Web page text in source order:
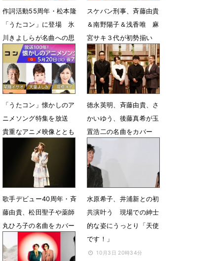
作詞活動55周年・松本隆
「うたコン」に登場 氷
川きよしらが名曲への思
いを語る
7月15日 11時40分
スケバン刑事、斉藤由貴
＆南野陽子＆浅香唯 麻
宮サキ３代が初勢揃い
実は同期「嬉しい」
6月7日 17時41分
「うたコン」懐かしのア
ニメソング特集を放送
貴重なアニメ映像ととも
5月14日 12時00分
徳永英明、斉藤由貴、さ
かいゆう、後藤真希が玉
置浩二の名曲をカバー
歌手デビュー40周年・斉
藤由貴、松田聖子や薬師
丸ひろ子の名曲をカバー
1月24日 12時00分
水原希子、井浦新との初
共演叶う 現場での紳士
的な姿にうっとり「天使
です！」
10月3日 20時34分